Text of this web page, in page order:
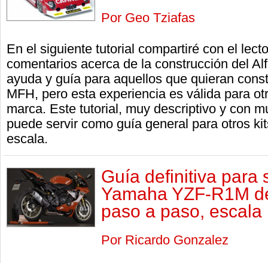
Por Geo Tziafas
En el siguiente tutorial compartiré con el
comentarios acerca de la construcción del
ayuda y guía para aquellos que quieran
MFH, pero esta experiencia es válida para
marca. Este tutorial, muy descriptivo y con
puede servir como guía general para otros
escala.
Guía definitiva para
Yamaha YZF-R1M
paso a paso, escala
Por Ricardo Gonzalez